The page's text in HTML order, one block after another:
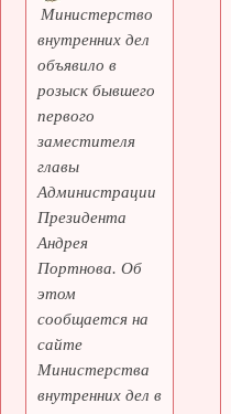
Министерство
внутренних дел
объявило в
розыск бывшего
первого
заместителя
главы
Администрации
Президента
Андрея
Портнова. Об
этом
сообщается на
сайте
Министерства
внутренних дел в